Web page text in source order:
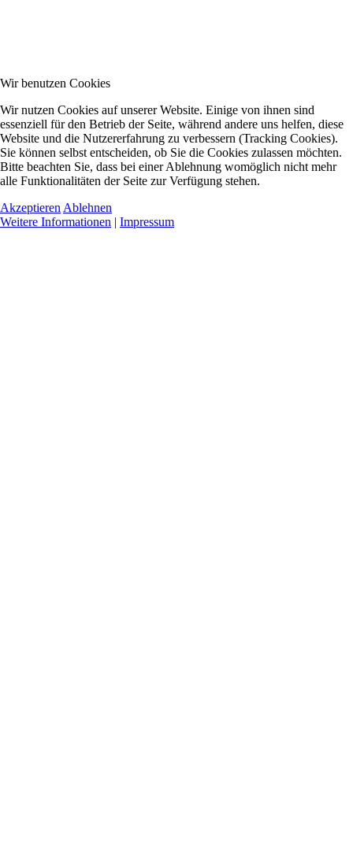
Wir benutzen Cookies
Wir nutzen Cookies auf unserer Website. Einige von ihnen sind
essenziell für den Betrieb der Seite, während andere uns helfen, diese
Website und die Nutzererfahrung zu verbessern (Tracking Cookies).
Sie können selbst entscheiden, ob Sie die Cookies zulassen möchten.
Bitte beachten Sie, dass bei einer Ablehnung womöglich nicht mehr
alle Funktionalitäten der Seite zur Verfügung stehen.
Akzeptieren Ablehnen
Weitere Informationen | Impressum